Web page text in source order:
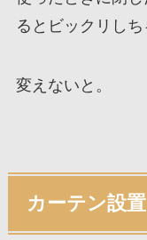
るとビックリしち
変えないと。
カーテン設置